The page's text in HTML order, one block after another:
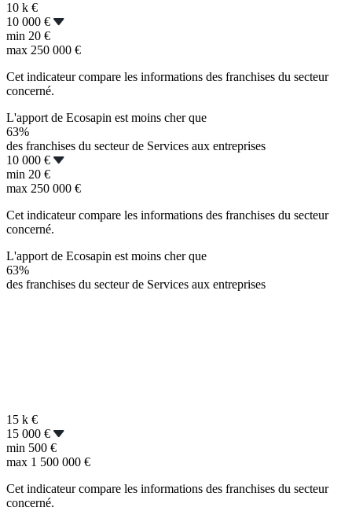
10 k €
10 000 €
min 20 €
max 250 000 €
Cet indicateur compare les informations des franchises du secteur
concerné.
L'apport de Ecosapin est moins cher que
63%
des franchises du secteur de Services aux entreprises
10 000 €
min 20 €
max 250 000 €
Cet indicateur compare les informations des franchises du secteur
concerné.
L'apport de Ecosapin est moins cher que
63%
des franchises du secteur de Services aux entreprises
15 k €
15 000 €
min 500 €
max 1 500 000 €
Cet indicateur compare les informations des franchises du secteur
concerné.